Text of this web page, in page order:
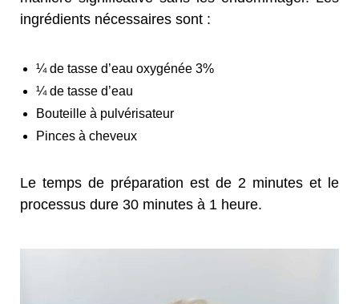
ingrédients nécessaires sont :
¼ de tasse d’eau oxygénée 3%
¼ de tasse d’eau
Bouteille à pulvérisateur
Pinces à cheveux
Le temps de préparation est de 2 minutes et le
processus dure 30 minutes à 1 heure.